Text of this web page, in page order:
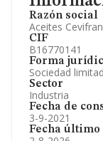
Razón social
Aceites
CIF
B16770141
Forma
Sociedad
Sector
Industria
Fecha de
3-9-2021
Fecha último